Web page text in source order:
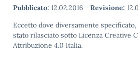
Pubblicato: 12.02.2016 - Revisione:
Eccetto dove diversamente
stato rilasciato sotto Licenza Creative
Attribuzione 4.0 Italia.